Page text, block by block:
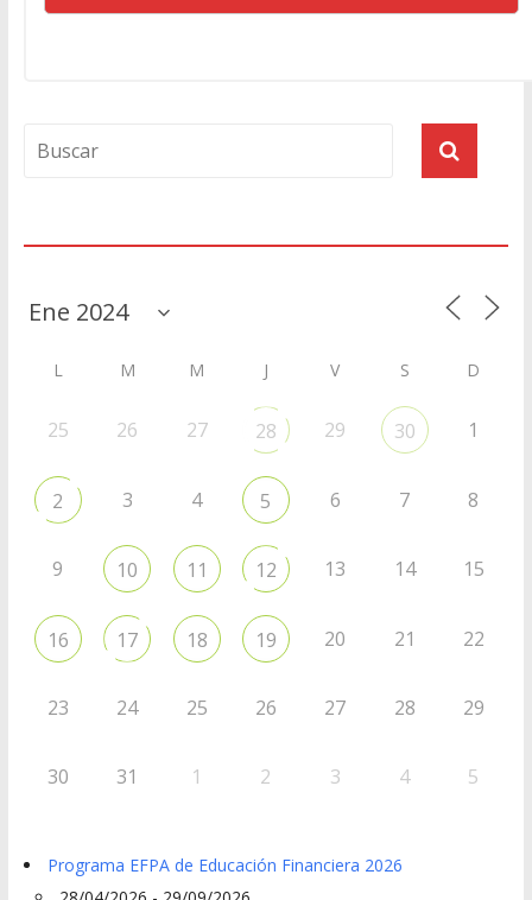
L M M J V S D
25 26 27 28 29 30 1
2 3 4 5 6 7 8
9 10 11 12 13 14 15
16 17 18 19 20 21 22
23 24 25 26 27 28 29
30 31 1 2 3 4 5
Programa EFPA de Educación Financiera 2026